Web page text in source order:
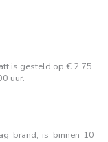
is gesteld op € 2,75.
uur.
brand, is binnen 10